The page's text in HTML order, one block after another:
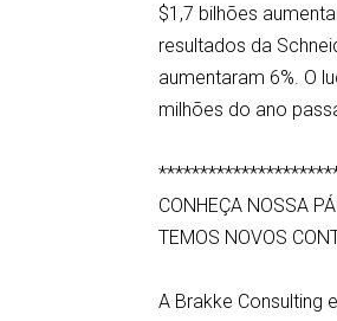
$1,7 bilhões
resultados da
aumentaram 6%. O
milhões do ano
CONHEÇA NOSSA
TEMOS NOVOS
A Brakke Consulting